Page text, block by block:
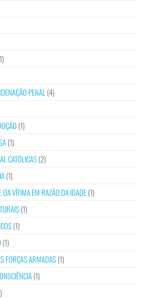
PENAL (4)
(1)
(1)
CATÓLICAS(2)
(1)
DA VÍTIMA EM RAZÃO DA IDADE(1)
(1)
(1)
(1)
FORÇAS ARMADAS(1)
(1)